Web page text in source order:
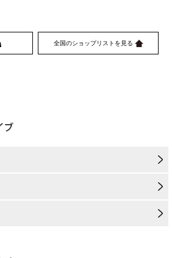
全国のショップリストを見る